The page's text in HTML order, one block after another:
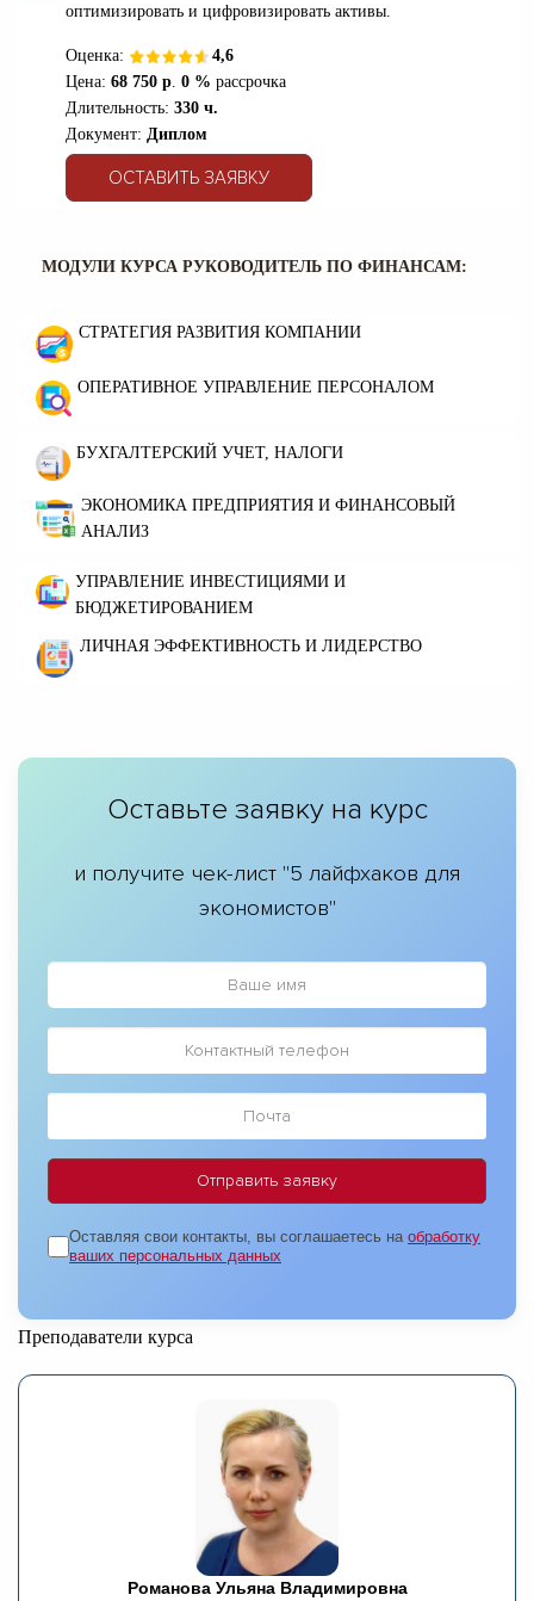
оптимизировать и цифровизировать активы.
Оценка:
4,6
Цена: 68 750 р 0 % рассрочка
Длительность: 330 ч.
Документ: Диплом
ОСТАВИТЬ ЗАЯВКУ
МОДУЛИ КУРСА РУКОВОДИТЕЛЬ ПО ФИНАНСАМ:
СТРАТЕГИЯ РАЗВИТИЯ КОМПАНИИ
ОПЕРАТИВНОЕ УПРАВЛЕНИЕ ПЕРСОНАЛОМ
БУХГАЛТЕРСКИЙ УЧЕТ, НАЛОГИ
ЭКОНОМИКА ПРЕДПРИЯТИЯ И ФИНАНСОВЫЙ
АНАЛИЗ
УПРАВЛЕНИЕ ИНВЕСТИЦИЯМИ И
БЮДЖЕТИРОВАНИЕМ
ЛИЧНАЯ ЭФФЕКТИВНОСТЬ И ЛИДЕРСТВО
Оставьте заявку на курс
и получите чек-лист "5 лайфхаков для
экономистов"
Оставляя свои контакты, вы соглашаетесь на обработку
ваших персональных данных
Преподаватели курса
Романова Ульяна Владимировна